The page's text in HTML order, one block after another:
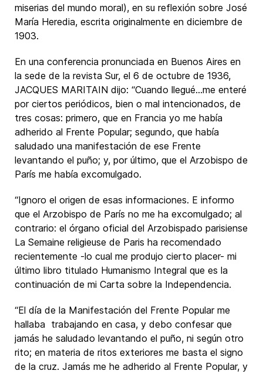
miserias del mundo moral), en su reflexión sobre José
María Heredia, escrita originalmente en diciembre de
1903.
En una conferencia pronunciada en Buenos Aires en
la sede de la revista Sur, el 6 de octubre de 1936,
JACQUES MARITAIN dijo: “Cuando llegué…me enteré
por ciertos periódicos, bien o mal intencionados, de
tres cosas: primero, que en Francia yo me había
adherido al Frente Popular; segundo, que había
saludado una manifestación de ese Frente
levantando el puño; y, por último, que el Arzobispo de
París me había excomulgado.
“Ignoro el origen de esas informaciones. E informo
que el Arzobispo de París no me ha excomulgado; al
contrario: el órgano oficial del Arzobispado parisiense
La Semaine religieuse de Paris ha recomendado
recientemente -lo cual me produjo cierto placer- mi
último libro titulado Humanismo Integral que es la
continuación de mi Carta sobre la Independencia.
“El día de la Manifestación del Frente Popular me
hallaba trabajando en casa, y debo confesar que
jamás he saludado levantando el puño, ni según otro
rito; en materia de ritos exteriores me basta el signo
de la cruz. Jamás me he adherido al Frente Popular, y